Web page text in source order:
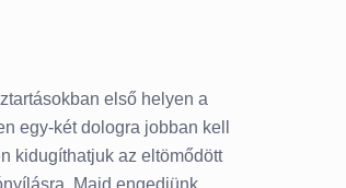
első helyen a
egy-két dologra jobban kell
kidugíthatjuk az eltömődött
Majd engedjünk